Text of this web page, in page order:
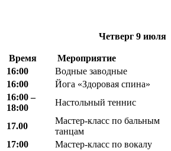
Четверг 9 июля
Время Мероприятие
16:00
Водные заводные
16:00
Йога «Здоровая спина»
16:00 –
18:00
Настольный теннис
17.00
Мастер-класс по бальным
танцам
17:00
Мастер-класс по вокалу